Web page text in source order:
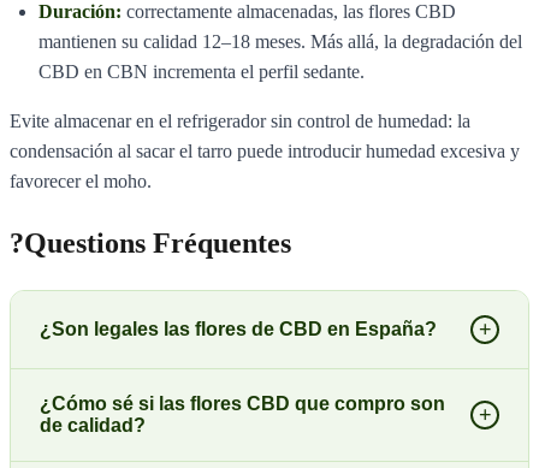
Duración: correctamente almacenadas, las flores CBD
mantienen su calidad 12–18 meses. Más allá, la degradación del
CBD en CBN incrementa el perfil sedante.
Evite almacenar en el refrigerador sin control de humedad: la
condensación al sacar el tarro puede introducir humedad excesiva y
favorecer el moho.
?Questions Fréquentes
¿Son legales las flores de CBD en España? +
¿Cómo sé si las flores CBD que compro son
de calidad?
+